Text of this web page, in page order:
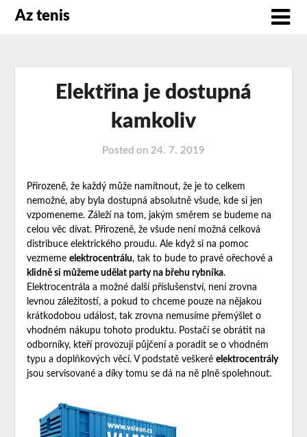
Az tenis
Elektřina je dostupná
kamkoliv
Posted on 24. 7. 2019
Přirozeně, že každý může namítnout, že je to celkem
nemožné, aby byla dostupná absolutně všude, kde si jen
vzpomeneme. Záleží na tom, jakým směrem se budeme na
celou věc dívat. Přirozeně, že všude není možná celková
distribuce elektrického proudu. Ale když si na pomoc
vezmeme elektrocentrálu, tak to bude to pravé ořechové a
klidně si můžeme udělat party na břehu rybníka.
Elektrocentrála a možné další příslušenství, není zrovna
levnou záležitostí, a pokud to chceme pouze na nějakou
krátkodobou událost, tak zrovna nemusíme přemýšlet o
vhodném nákupu tohoto produktu. Postačí se obrátit na
odborníky, kteří provozují půjčení a poradit se o vhodném
typu a doplňkových věcí. V podstatě veškeré elektrocentrály
jsou servisované a díky tomu se dá na ně plně spolehnout.